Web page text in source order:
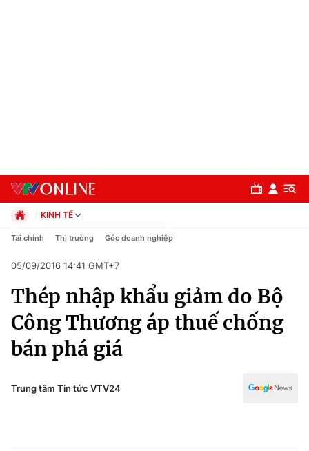
Chuyên mục
Chính trị
Xã hội
Pháp luật
KINH TẾ
Chính trị
Pháp luật
Kinh tế
Thể thao
Truyền hình
Văn hóa - Giải trí
Y tế
Tài chính Thị trường Góc doanh nghiệp
05/09/2016 14:41 GMT+7
Thép nhập khẩu giảm do Bộ
Công Thương áp thuế chống
bán phá giá
Trung tâm Tin tức VTV24